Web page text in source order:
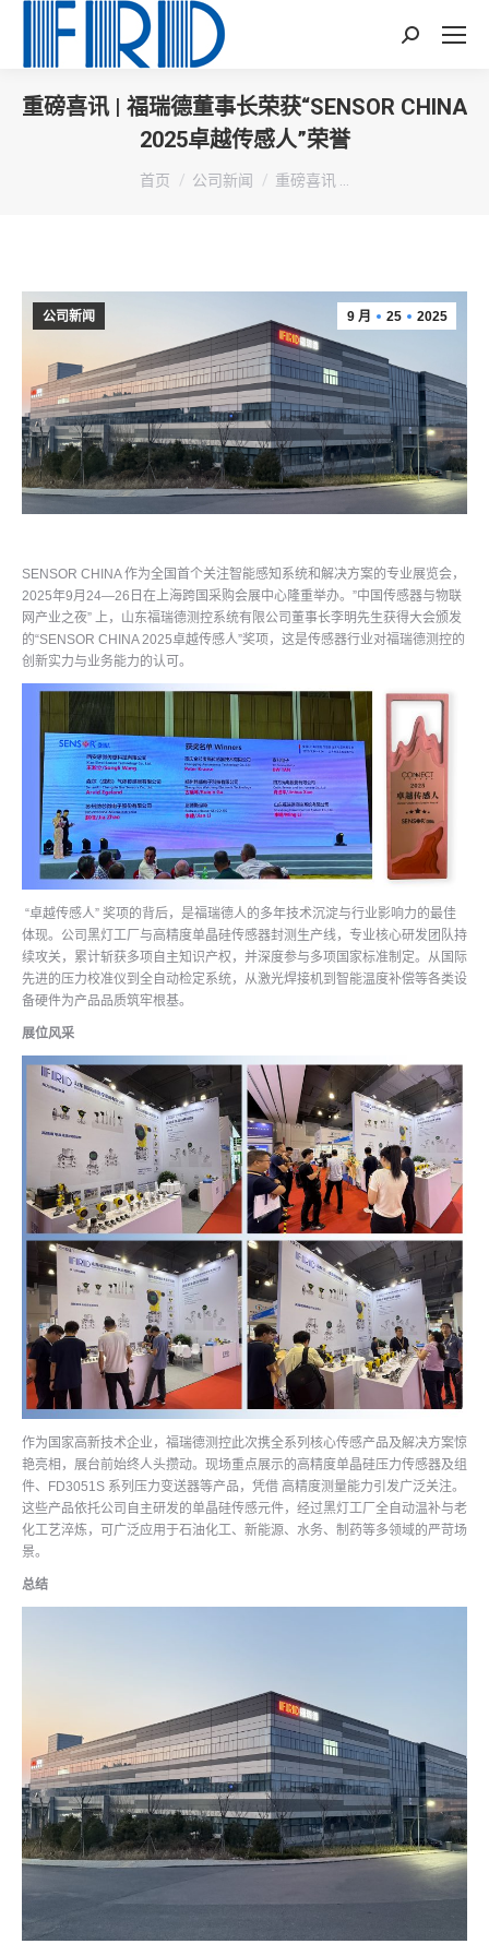
Search:
重磅喜讯 | 福瑞德董事长荣获“SENSOR CHINA
2025卓越传感人”荣誉
首页 公司新闻 重磅喜讯 …
9 月 25 2025
公司新闻
SENSOR CHINA 作为全国首个关注智能感知系统和解决方案的专业展览会，
2025年9月24—26日在上海跨国采购会展中心隆重举办。”中国传感器与物联
网产业之夜” 上，山东福瑞德测控系统有限公司董事长李明先生获得大会颁发
的“SENSOR CHINA 2025卓越传感人”奖项，这是传感器行业对福瑞德测控的
创新实力与业务能力的认可。
“卓越传感人” 奖项的背后，是福瑞德人的多年技术沉淀与行业影响力的最佳
体现。公司黑灯工厂与高精度单晶硅传感器封测生产线，专业核心研发团队持
续攻关，累计斩获多项自主知识产权，并深度参与多项国家标准制定。从国际
先进的压力校准仪到全自动检定系统，从激光焊接机到智能温度补偿等各类设
备硬件为产品品质筑牢根基。
展位风采
作为国家高新技术企业，福瑞德测控此次携全系列核心传感产品及解决方案惊
艳亮相，展台前始终人头攒动。现场重点展示的高精度单晶硅压力传感器及组
件、FD3051S 系列压力变送器等产品，凭借 高精度测量能力引发广泛关注。
这些产品依托公司自主研发的单晶硅传感元件，经过黑灯工厂全自动温补与老
化工艺淬炼，可广泛应用于石油化工、新能源、水务、制药等多领域的严苛场
景。
总结